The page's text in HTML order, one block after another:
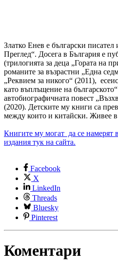
Златко Енев е български писател
Преглед“. Досега в България е
(трилогията за деца „Гората на
романите за възрастни „Една
„Реквием за никого“ (2011),
като въплъщение на
автобиографичната повест
(2020). Детските му книги са
между които и китайски. Живее в
Книгите му могат да се намерят
издания тук на сайта.
Facebook
X
LinkedIn
Threads
Bluesky
Pinterest
Коментари